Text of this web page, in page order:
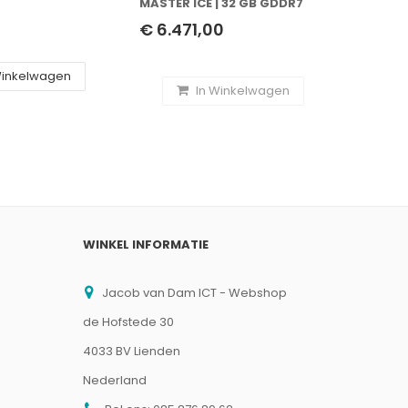
2,5SLOT
MASTER ICE | 32 GB GDDR7
VRAM | 4K GAMING & AI |
VIDEOKAART | GPU | NVIDIA
€ 6.471,00
In Winkelwagen
WINKEL INFORMATIE
Jacob van Dam ICT - Webshop
de Hofstede 30
4033 BV Lienden
Nederland